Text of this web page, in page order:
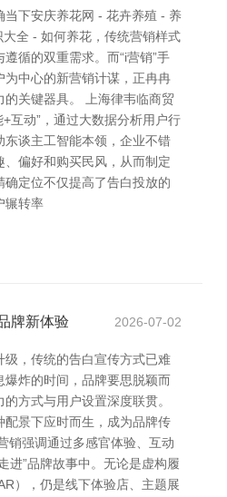
当下安庆养花网 - 花卉养殖 - 养
全 - 如何养花，传统营销样式
循的双重需求。而“i营销”手
为中心的新营销计谋，正冉冉
的关键器具。 上海律韦临商贸
互动”，通过大数据分析用户行
东谈主工智能本领，企业不错
、偏好和购买民风，从而制定
定位不仅提高了告白投放的
辗转率
牌新体验 2026-07-02
级，传统的告白宣传方式已难
爆炸的时间，品牌要思脱颖而
方式与用户设置深度联贯。
景下应时而生，成为品牌传
销强调通过多感官体验、互动
进”品牌故事中。无论是虚构履
），仍是线下体验店、主题展